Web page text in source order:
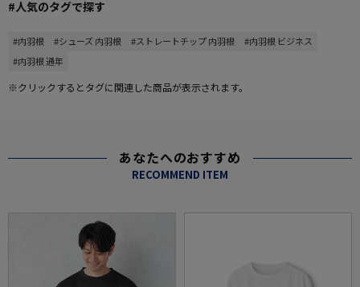
#人気のタグで探す
#内羽根 #シューズ 内羽根 #ストレートチップ 内羽根
#内羽根 ビジネス
#内羽根 通年
※クリックするとタグに関連した商品が表示されます。
あなたへのおすすめ
RECOMMEND ITEM